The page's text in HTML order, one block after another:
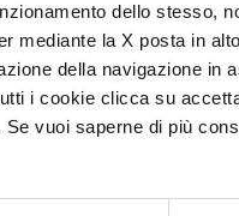
dello stesso,
mediante la X posta in
della navigazione in
i cookie clicca su
vuoi saperne di più